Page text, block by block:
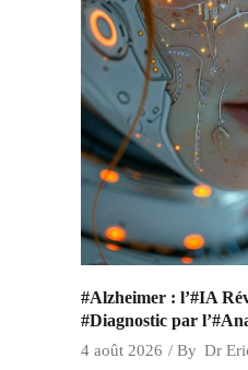
#Alzheimer : l’#IA
#Diagnostic par
4 août 2026 By Dr